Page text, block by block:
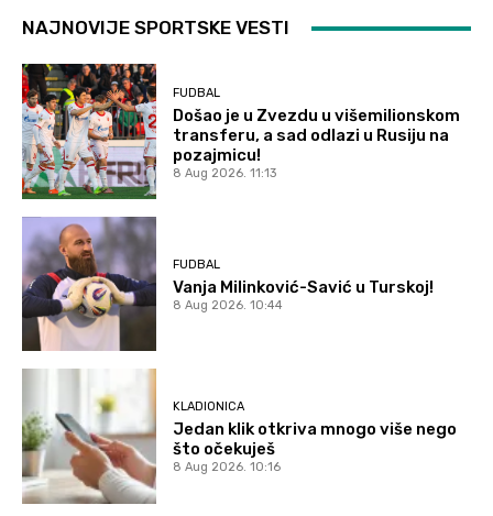
NAJNOVIJE SPORTSKE VESTI
FUDBAL
Došao je u Zvezdu u višemilionskom
transferu, a sad odlazi u Rusiju na
pozajmicu!
8 Aug 2026. 11:13
FUDBAL
Vanja Milinković-Savić u Turskoj!
8 Aug 2026. 10:44
KLADIONICA
Jedan klik otkriva mnogo više nego
što očekuješ
8 Aug 2026. 10:16